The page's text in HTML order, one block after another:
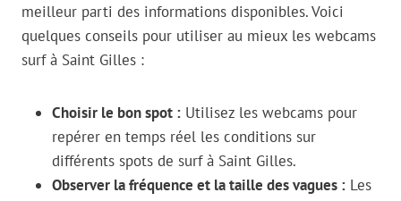
meilleur parti des informations disponibles. Voici
quelques conseils pour utiliser au mieux les webcams
surf à Saint Gilles :
Choisir le bon spot : Utilisez les webcams pour
repérer en temps réel les conditions sur
différents spots de surf à Saint Gilles.
Observer la fréquence et la taille des vagues : Les